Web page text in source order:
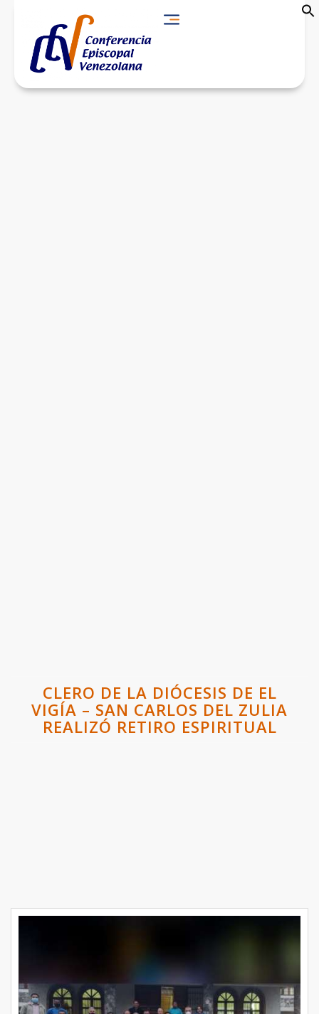
CLERO DE LA DIÓCESIS DE EL
VIGÍA – SAN CARLOS DEL ZULIA
REALIZÓ RETIRO ESPIRITUAL